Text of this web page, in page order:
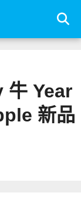
牛 Year
新品